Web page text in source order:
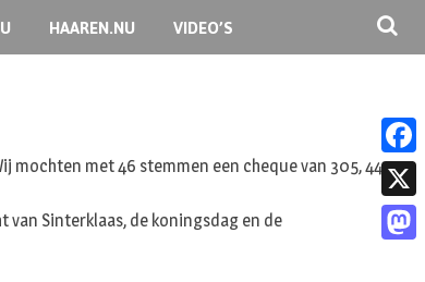
HAAREN.NU VIDEO’S
mochten met 46 stemmen een cheque van 305, 44
Sinterklaas, de koningsdag en de
F
a
c
X